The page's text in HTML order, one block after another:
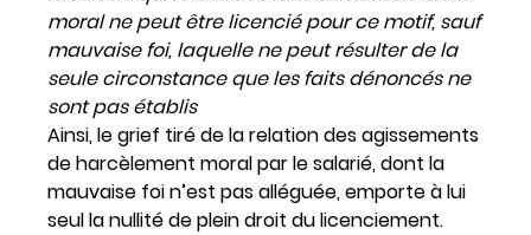
moral ne peut être licencié pour ce motif, sauf
mauvaise foi, laquelle ne peut résulter de la
seule circonstance que les faits dénoncés ne
sont pas établis
Ainsi, le grief tiré de la relation des agissements
de harcèlement moral par le salarié, dont la
mauvaise foi n’est pas alléguée, emporte à lui
seul la nullité de plein droit du licenciement.